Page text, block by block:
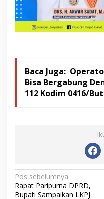
Baca Juga:
Bisa Bergabung
112 Kodim 0416/
N
a
Pos sebelumnya
Rapat Paripurna DPRD,
Bupati Sampaikan LKPJ